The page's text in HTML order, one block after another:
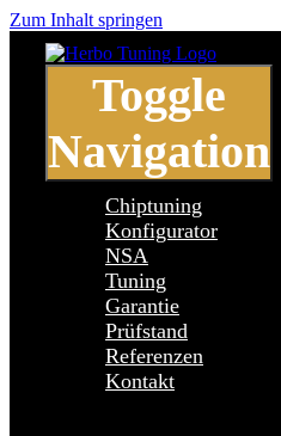
Zum Inhalt springen
Toggle
Navigation
Chiptuning
Konfigurator
NSA
Tuning
Garantie
Prüfstand
Referenzen
Kontakt